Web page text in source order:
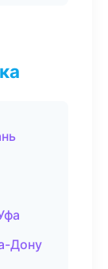
Дону